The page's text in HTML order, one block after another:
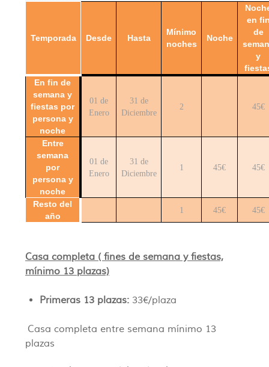
Temporada Desde Hasta
Mínimo
noches
Noche
en
de
y
En fin de
semana y
fiestas por
persona y
noche
01 de
Enero
31 de
Diciembre
2 45€
Entre
semana
por
persona y
noche
01 de
Enero
31 de
Diciembre
1 45€ 45€
Resto del
año
1 45€ 45€
Casa completa ( fines de semana y fiestas,
mínimo 13 plazas)
Primeras 13 plazas: 33€/plaza
Casa completa entre semana mínimo 13
plazas